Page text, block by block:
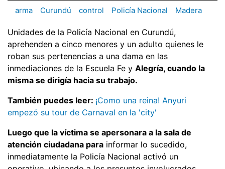
arma Curundú control Policía Nacional Madera
Unidades de la Policía Nacional en Curundú,
aprehenden a cinco menores y un adulto quienes le
roban sus pertenencias a una dama en las
inmediaciones de la Escuela Fe y Alegría, cuando la
misma se dirigía hacia su trabajo.
También puedes leer: ¡Como una reina! Anyuri
empezó su tour de Carnaval en la 'city'
Luego que la víctima se apersonara a la sala de
atención ciudadana para informar lo sucedido,
inmediatamente la Policía Nacional activó un